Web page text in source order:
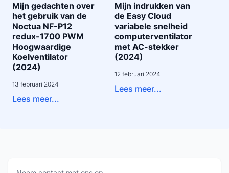
Mijn gedachten over
het gebruik van de
Noctua NF-P12
redux-1700 PWM
Hoogwaardige
Koelventilator
(2024)
13 februari 2024
Lees meer...
Mijn indrukken van
de Easy Cloud
variabele snelheid
computerventilator
met AC-stekker
(2024)
12 februari 2024
Lees meer...